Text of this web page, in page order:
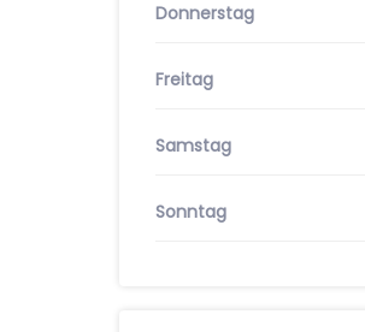
Donnerstag
Freitag
Samstag
Sonntag